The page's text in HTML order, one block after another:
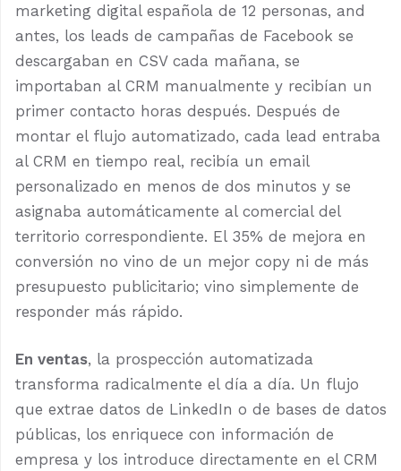
marketing digital española de 12 personas, and
antes, los leads de campañas de Facebook se
descargaban en CSV cada mañana, se
importaban al CRM manualmente y recibían un
primer contacto horas después. Después de
montar el flujo automatizado, cada lead entraba
al CRM en tiempo real, recibía un email
personalizado en menos de dos minutos y se
asignaba automáticamente al comercial del
territorio correspondiente. El 35% de mejora en
conversión no vino de un mejor copy ni de más
presupuesto publicitario; vino simplemente de
responder más rápido.
En ventas, la prospección automatizada
transforma radicalmente el día a día. Un flujo
que extrae datos de LinkedIn o de bases de datos
públicas, los enriquece con información de
empresa y los introduce directamente en el CRM